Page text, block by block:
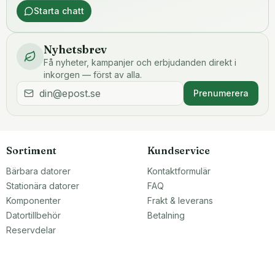
Starta chatt
Nyhetsbrev
Få nyheter, kampanjer och erbjudanden direkt i
inkorgen — först av alla.
Prenumerera
Sortiment
Bärbara datorer
Stationära datorer
Komponenter
Datortillbehör
Reservdelar
Kundservice
Kontaktformulär
FAQ
Frakt & leverans
Betalning